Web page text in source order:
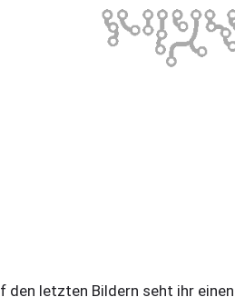
den letzten Bildern seht ihr